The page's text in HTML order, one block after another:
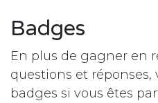
Badges
En plus de gagner en
questions et réponses,
badges si vous êtes